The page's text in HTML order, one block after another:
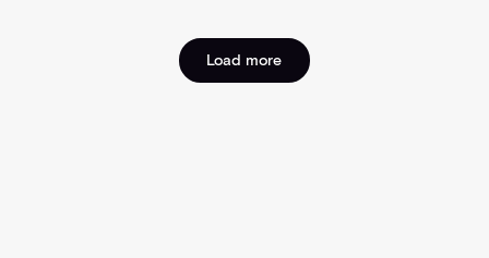
Load more